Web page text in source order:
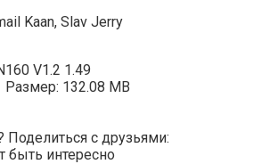
Kaan, Slav Jerry
V1.2 1.49
Размер: 132.08 MB
Поделиться с друзьями:
интересно